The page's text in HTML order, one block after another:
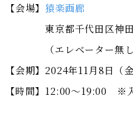
【会場】 猿楽画廊
東京都千代田区神田猿
（エレベーター無し
【会期】2024年11月8日（
【時間】12:00～19:00 ※